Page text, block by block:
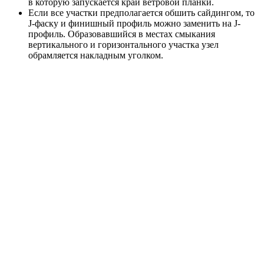
в которую запускается край ветровой планки.
Если все участки предполагается обшить сайдингом, то
J-фаску и финишный профиль можно заменить на J-
профиль. Образовавшийся в местах смыкания
вертикального и горизонтального участка узел
обрамляется накладным уголком.